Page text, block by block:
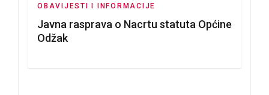
OBAVIJESTI I INFORMACIJE
Javna rasprava o Nacrtu statuta Općine
Odžak